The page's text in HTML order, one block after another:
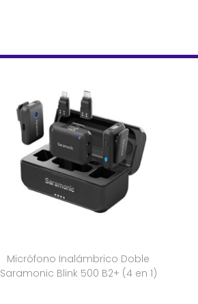
Micrófono Inalámbrico Doble
Saramonic Blink 500 B2+ (4 en 1)